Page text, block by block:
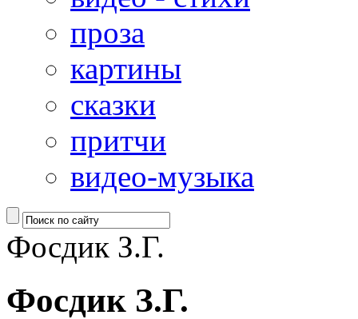
проза
картины
сказки
притчи
видео-музыка
Фосдик З.Г.
Фосдик З.Г.